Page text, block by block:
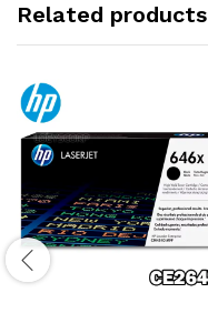
Related products